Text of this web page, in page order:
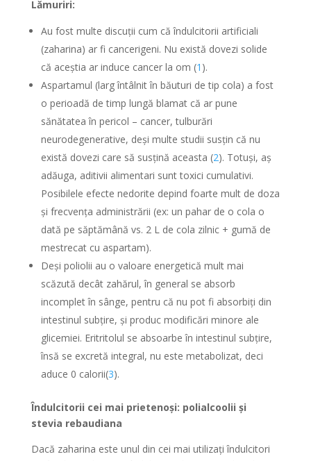
Lămuriri:
Au fost multe discuții cum că îndulcitorii artificiali
(zaharina) ar fi cancerigeni. Nu există dovezi solide
că aceștia ar induce cancer la om (1 ).
Aspartamul (larg întâlnit în băuturi de tip cola) a fost
o perioadă de timp lungă blamat că ar pune
sănătatea în pericol – cancer, tulburări
neurodegenerative, deși multe studii susțin că nu
există dovezi care să susțină aceasta (2). Totuși, aș
adăuga, aditivii alimentari sunt toxici cumulativi.
Posibilele efecte nedorite depind foarte mult de doza
și frecvența administrării (ex: un pahar de o cola o
dată pe săptămână vs. 2 L de cola zilnic + gumă de
mestrecat cu aspartam).
Deși poliolii au o valoare energetică mult mai
scăzută decât zahărul, în general se absorb
incomplet în sânge, pentru că nu pot fi absorbiți din
intestinul subțire, și produc modificări minore ale
glicemiei. Eritritolul se absoarbe în intestinul subțire,
însă se excretă integral, nu este metabolizat, deci
aduce 0 calorii(3).
Îndulcitorii cei mai prietenoși: polialcoolii și
stevia rebaudiana
Dacă zaharina este unul din cei mai utilizați îndulcitori